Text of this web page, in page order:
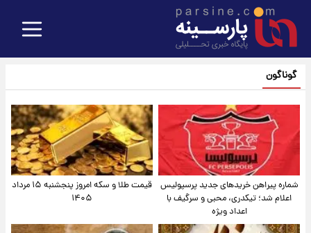
گوناگون
شماره پیراهن خریدهای جدید پرسپولیس
اعلام شد؛ تیکدری، محبی و سرگیف با
اعداد ویژه
قیمت طلا و سکه امروز پنجشنبه ۱۵ مرداد
۱۴۰۵